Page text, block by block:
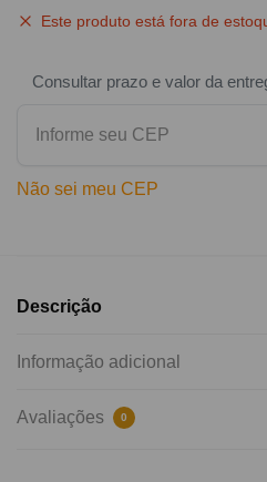
Este produto está fora de
Consultar prazo e valor da
Não sei meu CEP
Descrição
Informação adicional
Avaliações 0